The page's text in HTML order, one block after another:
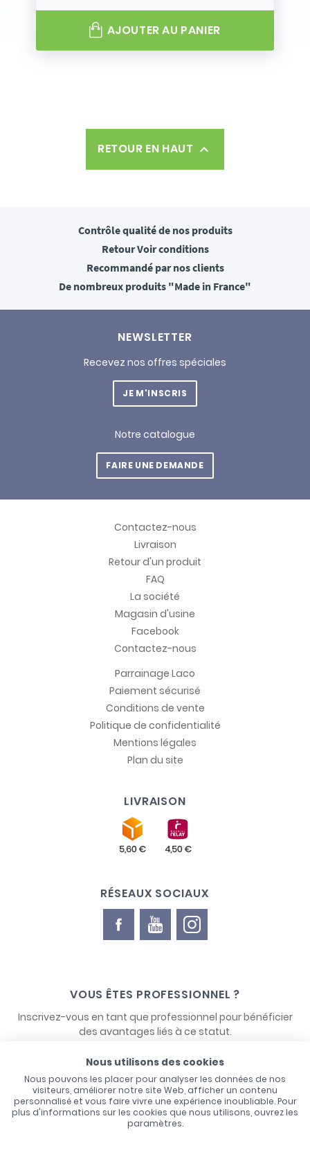
AJOUTER AU PANIER
RETOUR EN HAUT 
Contrôle qualitéde nos produits
RetourVoir conditions
Recommandépar nos clients
De nombreux produits "Made in France"
NEWSLETTER
Recevez nos offres spéciales
JE M'INSCRIS
Notre catalogue
FAIRE UNE DEMANDE
Contactez-nous
Livraison
Retour d'un produit
FAQ
La société
Magasin d'usine
Facebook
Contactez-nous
Parrainage Laco
Paiement sécurisé
Conditions de vente
Politique de confidentialité
Mentions légales
Plan du site
LIVRAISON
RÉSEAUX SOCIAUX
VOUS ÊTES PROFESSIONNEL ?
Inscrivez-vous en tant que professionnel pour bénéficier
des avantages liés à ce statut.
Nous utilisons des cookies
Nous pouvons les placer pour analyser les données de nos
visiteurs, améliorer notre site Web, afficher un contenu
personnalisé et vous faire vivre une expérience inoubliable. Pour
plus d'informations sur les cookies que nous utilisons, ouvrez les
paramètres.